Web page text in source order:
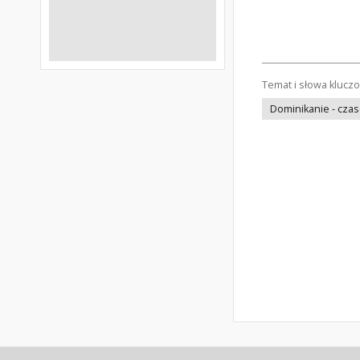
Temat i słowa
Dominikanie -